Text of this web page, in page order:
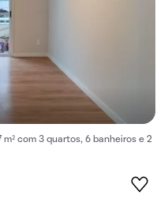
com 3 quartos, 6 banheiros e 2